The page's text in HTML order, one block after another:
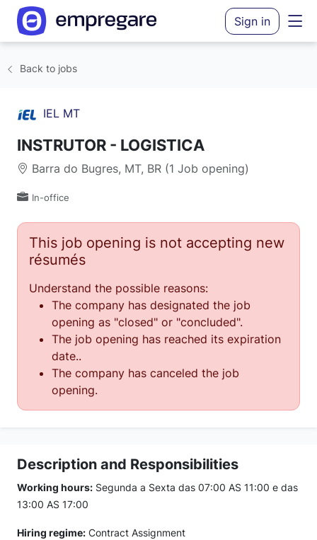
Sign in
Back to jobs
IEL MT
INSTRUTOR - LOGISTICA
Barra do Bugres, MT, BR (1 Job opening)
In-office
This job opening is not accepting new
résumés
Understand the possible reasons:
The company has designated the job
opening as "closed" or "concluded".
The job opening has reached its expiration
date..
The company has canceled the job
opening.
Description and Responsibilities
Working hours: Segunda a Sexta das 07:00 AS 11:00 e das
13:00 AS 17:00
Hiring regime: Contract Assignment